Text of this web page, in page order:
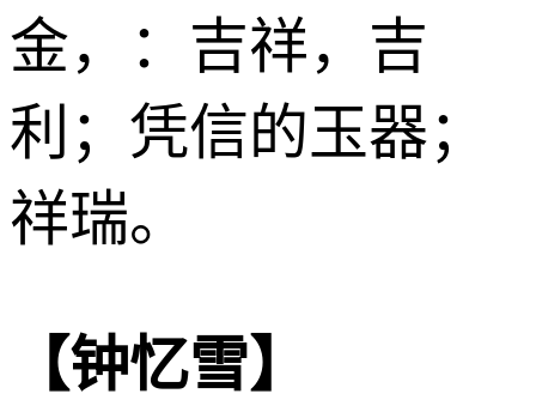
金，：吉祥，吉
利；凭信的玉器；
祥瑞。
【钟忆雪】